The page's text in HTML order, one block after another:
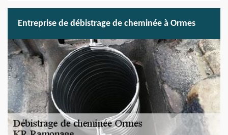
Entreprise de débistrage de cheminée à Ormes